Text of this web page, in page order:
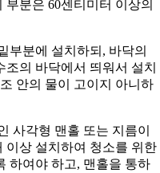
분은 60센티미터 이상의
부분에 설치하되, 바닥의
의 바닥에서 띄워서 설치
안의 물이 고이지 아니하
사각형 맨홀 또는 지름이
이상 설치하여 청소를 위한
하여야 하고, 맨홀을 통하